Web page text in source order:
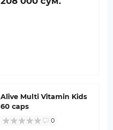
Alive Multi Vitamin Kids
60 caps
0